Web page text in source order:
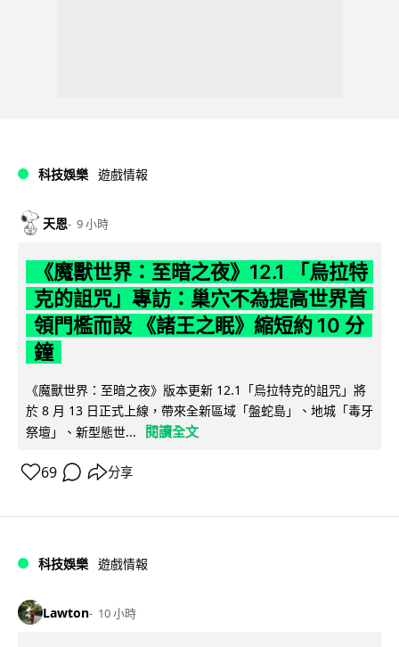
科技娛樂 遊戲情報
天恩 9 小時
《魔獸世界：至暗之夜》12.1 「烏拉特
克的詛咒」專訪：巢穴不為提高世界首
領門檻而設 《諸王之眠》縮短約 10 分
鐘
《魔獸世界：至暗之夜》版本更新 12.1「烏拉特克的詛咒」將
於 8 月 13 日正式上線，帶來全新區域「盤蛇島」、地城「毒牙
祭壇」、新型態世...
閱讀全文
69 分享
科技娛樂 遊戲情報
Lawton 10 小時